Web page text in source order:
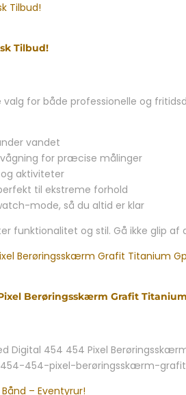
Tilbud!
valg for både professionelle og
vandet
for præcise målinger
aktiviteter
til ekstreme forhold
mode, så du altid er klar
funktionalitet og stil. Gå ikke glip af
Berøringsskærm Grafit
Digital 454 454 Pixel
454-pixel-berøringsskærm-